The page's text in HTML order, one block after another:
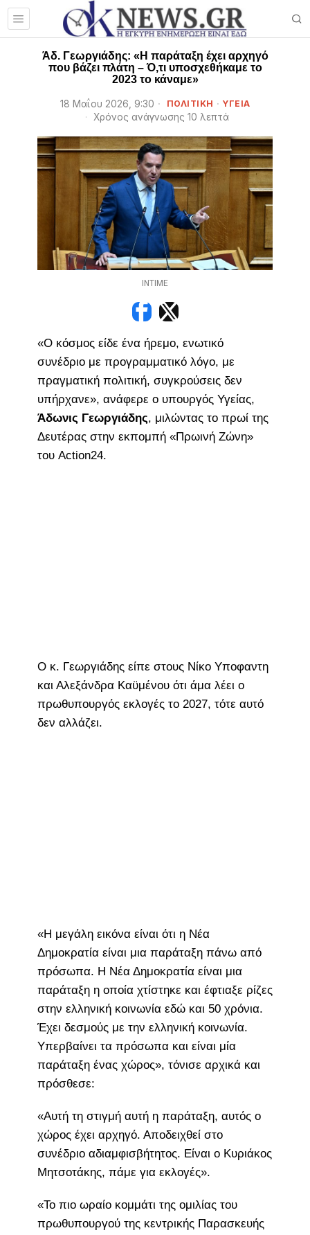
Άδ. Γεωργιάδης: «Η παράταξη έχει αρχηγό
που βάζει πλάτη – Ό,τι υποσχεθήκαμε το
2023 το κάναμε»
18 Μαΐου 2026, 9:30 ΠΟΛΙΤΙΚΗ · ΥΓΕΙΑ
Χρόνος ανάγνωσης 10 λεπτά
INTIME
«Ο κόσμος είδε ένα ήρεμο, ενωτικό
συνέδριο με προγραμματικό λόγο, με
πραγματική πολιτική, συγκρούσεις δεν
υπήρχανε», ανάφερε ο υπουργός Υγείας,
Άδωνις Γεωργιάδης, μιλώντας το πρωί της
Δευτέρας στην εκπομπή «Πρωινή Ζώνη»
του Action24.
Ο κ. Γεωργιάδης είπε στους Νίκο Υποφαντη
και Αλεξάνδρα Καϋμένου ότι άμα λέει ο
πρωθυπουργός εκλογές το 2027, τότε αυτό
δεν αλλάζει.
«Η μεγάλη εικόνα είναι ότι η Νέα
Δημοκρατία είναι μια παράταξη πάνω από
πρόσωπα. Η Νέα Δημοκρατία είναι μια
παράταξη η οποία χτίστηκε και έφτιαξε ρίζες
στην ελληνική κοινωνία εδώ και 50 χρόνια.
Έχει δεσμούς με την ελληνική κοινωνία.
Υπερβαίνει τα πρόσωπα και είναι μία
παράταξη ένας χώρος», τόνισε αρχικά και
πρόσθεσε:
«Αυτή τη στιγμή αυτή η παράταξη, αυτός ο
χώρος έχει αρχηγό. Αποδειχθεί στο
συνέδριο αδιαμφισβήτητος. Είναι ο Κυριάκος
Μητσοτάκης, πάμε για εκλογές».
«Το πιο ωραίο κομμάτι της ομιλίας του
πρωθυπουργού της κεντρικής Παρασκευής